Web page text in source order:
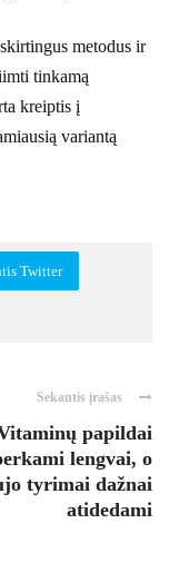
metodus ir
tinkamą
kreiptis į
variantą
Twitter
Sekantis įrašas
papildai
lengvai, o
tyrimai dažnai
atidedami